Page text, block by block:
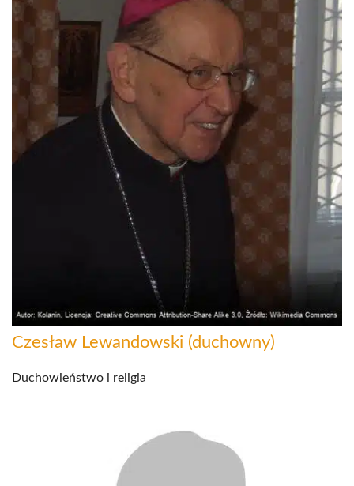
Czesław Lewandowski (duchowny)
Duchowieństwo i religia